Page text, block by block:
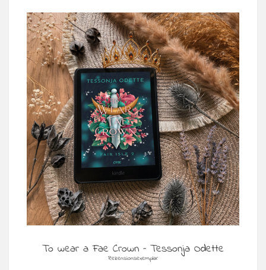
To wear a Fae Crown – Tessonja Odette
Rezensionsexemplar